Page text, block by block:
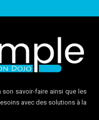
savoir-faire ainsi que les
avec des solutions à la